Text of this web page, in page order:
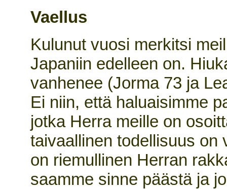
Vaellus
Kulunut vuosi merkitsi
Japaniin edelleen on.
vanhenee (Jorma 73 ja
Ei niin, että haluaisimme
jotka Herra meille on
taivaallinen todellisuus on
on riemullinen Herran
saamme sinne päästä ja